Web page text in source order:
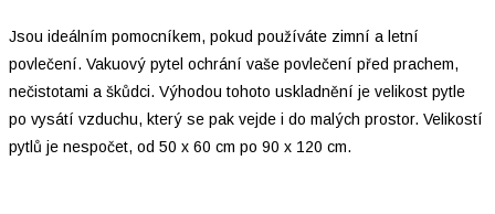
Jsou ideálním pomocníkem, pokud používáte zimní a letní
povlečení. Vakuový pytel ochrání vaše povlečení před prachem,
nečistotami a škůdci. Výhodou tohoto uskladnění je velikost pytle
po vysátí vzduchu, který se pak vejde i do malých prostor. Velikostí
pytlů je nespočet, od 50 x 60 cm po 90 x 120 cm.